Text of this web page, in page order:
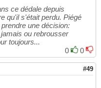
ce dédale depuis
qu'il s'était perdu. Piégé
une décision:
ou rebrousser
toujours...
0
0
#49